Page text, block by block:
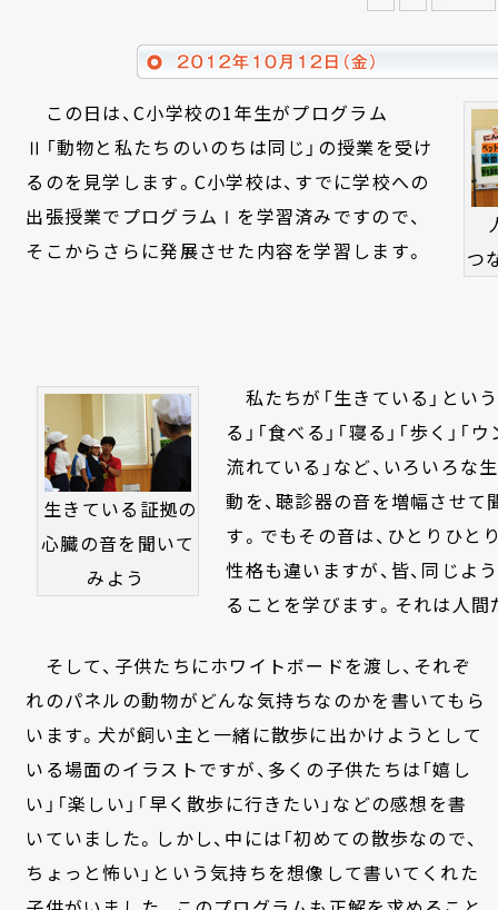
つ
この日は、C小学校の1年生がプログラム
Ⅱ「動物と私たちのいのちは同じ」の授業を受け
るのを見学します。C小学校は、すでに学校への
出張授業でプログラムⅠを学習済みですので、
そこからさらに発展させた内容を学習します。
生きている証拠の
心臓の音を聞いて
みよう
私たちが「生きている」とい
る」「食べる」「寝る」「歩く」
流れている」など、いろいろな
動を、聴診器の音を増幅させ
す。でもその音は、ひとりひ
性格も違いますが、皆、同じよ
ることを学びます。それは人
そして、子供たちにホワイトボードを渡し、それぞ
れのパネルの動物がどんな気持ちなのかを書いてもら
います。犬が飼い主と一緒に散歩に出かけようとして
いる場面のイラストですが、多くの子供たちは「嬉し
い」「楽しい」「早く散歩に行きたい」などの感想を書
いていました。しかし、中には「初めての散歩なので、
ちょっと怖い」という気持ちを想像して書いてくれた